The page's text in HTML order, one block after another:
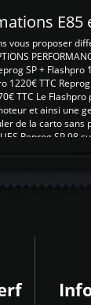
vous proposer
SP +
1220€ TTC
TTC Le
et ainsi une
de la carto sans
Reprog SP